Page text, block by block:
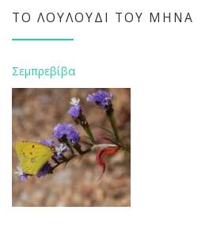
ΤΟ ΛΟΥΛΟΎΔΙ ΤΟΥ ΜΉΝΑ
Σεμπρεβίβα